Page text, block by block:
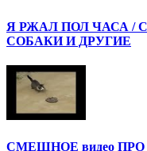
Я РЖАЛ ПОЛ ЧАСА
СОБАКИ И ДРУГИЕ
СМЕШНОЕ видео ПРО